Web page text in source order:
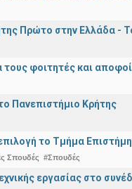
Πρώτο στην Ελλάδα -
τους φοιτητές και
Πανεπιστήμιο Κρήτης
επιλογή το Τμήμα
Σπουδές #Σπουδές
εργασίας στο